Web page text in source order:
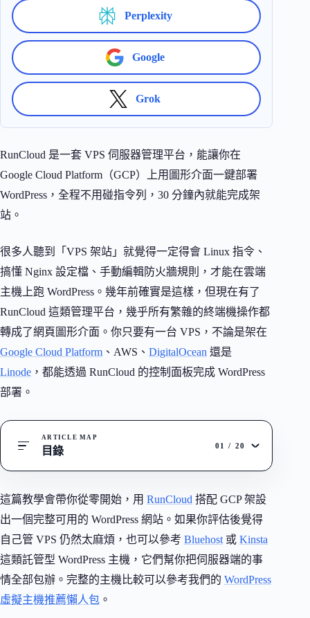
Perplexity
Google
Grok
RunCloud 是一套 VPS 伺服器管理平台，能讓你在
Google Cloud Platform（GCP）上用圖形介面一鍵部署
WordPress，全程不用碰指令列，30 分鐘內就能完成架
站。
很多人聽到「VPS 架站」就覺得一定得會 Linux 指令、
搞懂 Nginx 設定檔、手動編輯防火牆規則，才能在雲端
主機上跑 WordPress。幾年前確實是這樣，但現在有了
RunCloud 這類管理平台，幾乎所有繁雜的終端機操作都
轉成了網頁圖形介面。你只要有一台 VPS，不論是架在
Google Cloud Platform 、AWS、 DigitalOcean 還是
Linode ，都能透過 RunCloud 的控制面板完成 WordPress
部署。
ARTICLE MAP
目錄 01 / 20
這篇教學會帶你從零開始，用 RunCloud 搭配 GCP 架設
出一個完整可用的 WordPress 網站。如果你評估後覺得
自己管 VPS 仍然太麻煩，也可以參考 Bluehost 或 Kinsta
這類託管型 WordPress 主機，它們幫你把伺服器端的事
情全部包辦。完整的主機比較可以參考我們的 WordPress
虛擬主機推薦懶人包 。